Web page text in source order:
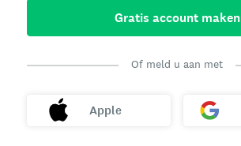
Gratis account maken
Of meld u aan met
Apple